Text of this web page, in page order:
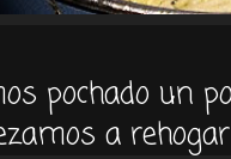
pochado un
a rehogar